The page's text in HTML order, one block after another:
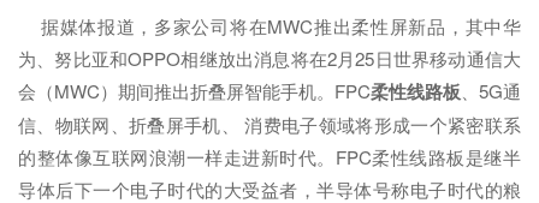
据媒体报道，多家公司将在MWC推出柔性屏新品，其中华
为、努比亚和OPPO相继放出消息将在2月25日世界移动通信大
会（MWC）期间推出折叠屏智能手机。FPC柔性线路板 、5G通
信、物联网、折叠屏手机、 消费电子领域将形成一个紧密联系
的整体像互联网浪潮一样走进新时代。FPC柔性线路板是继半
导体后下一个电子时代的大受益者，半导体号称电子时代的粮